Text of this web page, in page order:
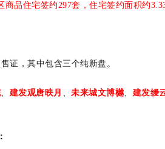
商品住宅签约297套，住宅签约面积约
证，其中包含三个纯新盘。
、 建发观唐映月 、 未来城文博樾、 建发缦